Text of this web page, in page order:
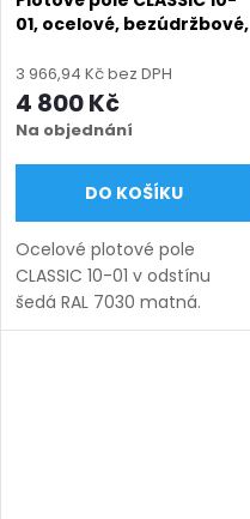
01, ocelové, bezúdržbové,
mm, výška 450–1950
mm), šedá RAL 7030
matná
3 966,94 Kč bez DPH
4 800 Kč
Na objednání
DO KOŠÍKU
Ocelové plotové pole
CLASSIC 10-01 v odstínu
šedá RAL 7030 matná.
Bezúdržbová ocel (žárový